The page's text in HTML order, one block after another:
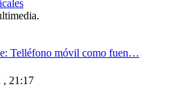
Telléfono móvil como fuen…
, 21:17